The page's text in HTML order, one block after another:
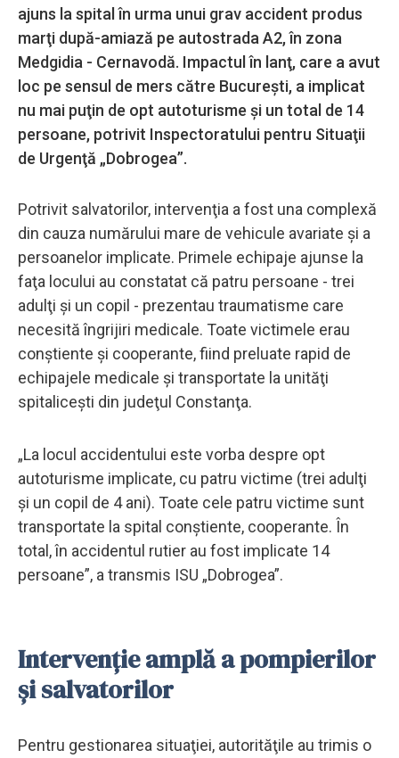
ajuns la spital în urma unui grav accident produs
marţi după-amiază pe autostrada A2, în zona
Medgidia - Cernavodă. Impactul în lanţ, care a avut
loc pe sensul de mers către Bucureşti, a implicat
nu mai puţin de opt autoturisme şi un total de 14
persoane, potrivit Inspectoratului pentru Situaţii
de Urgenţă „Dobrogea”.
Potrivit salvatorilor, intervenţia a fost una complexă
din cauza numărului mare de vehicule avariate şi a
persoanelor implicate. Primele echipaje ajunse la
faţa locului au constatat că patru persoane - trei
adulţi şi un copil - prezentau traumatisme care
necesită îngrijiri medicale. Toate victimele erau
conştiente şi cooperante, fiind preluate rapid de
echipajele medicale şi transportate la unităţi
spitaliceşti din judeţul Constanţa.
„La locul accidentului este vorba despre opt
autoturisme implicate, cu patru victime (trei adulţi
şi un copil de 4 ani). Toate cele patru victime sunt
transportate la spital conştiente, cooperante. În
total, în accidentul rutier au fost implicate 14
persoane”, a transmis ISU „Dobrogea”.
Intervenţie amplă a pompierilor
şi salvatorilor
Pentru gestionarea situaţiei, autorităţile au trimis o